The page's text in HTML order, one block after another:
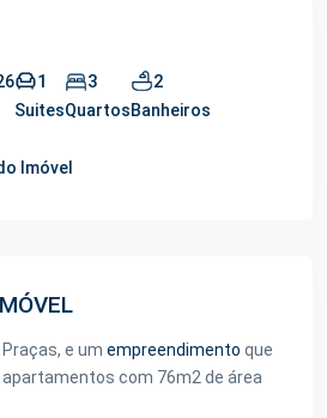
1
Suites
3
Quartos
2
Banheiros
Imóvel
e um empreendimento que
com 76m2 de área